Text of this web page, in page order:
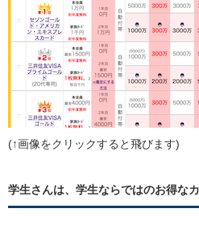
(↑画像をクリックすると飛びます)
学生さんは、学生ならではのお得な